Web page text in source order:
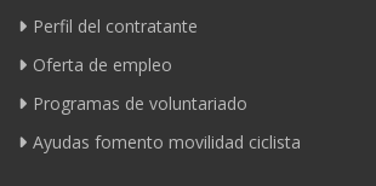
Perfil del contratante
Oferta de empleo
Programas de voluntariado
Ayudas fomento movilidad ciclista